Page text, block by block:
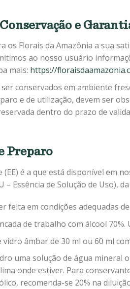
e
os Florais da Amazônia a sua
ao nosso usuário
mais: https://
conservados em ambiente
e de utilização, devem ser
dentro do prazo de
Preparo
(EE) é a que está disponível em
– Essência de Solução de Uso),
feita em condições adequadas
de trabalho com álcool
vidro âmbar de 30 ml ou 60 ml
uma solução de água mineral
onde estiver. Para
recomenda-se 20% na